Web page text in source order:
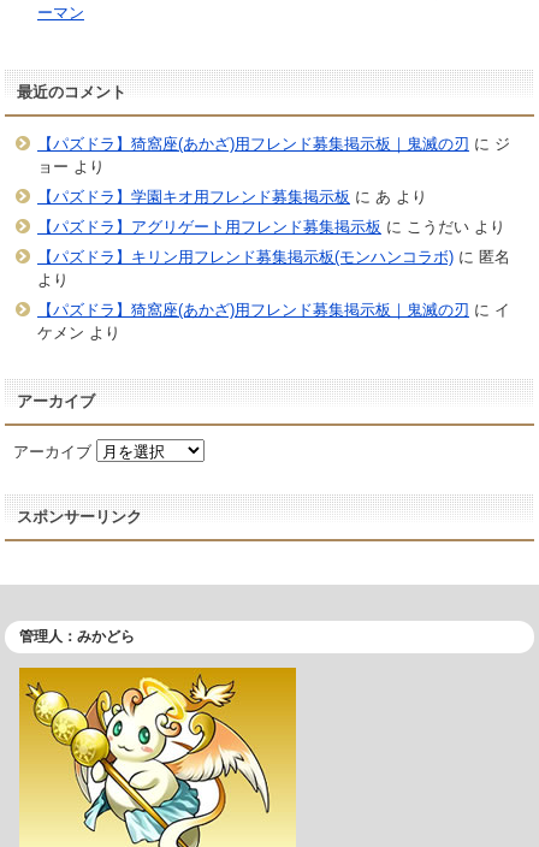
ーマン
最近のコメント
【パズドラ】猗窩座(あかざ)用フレンド募集掲示板｜鬼滅の刃 に ジ
ョー より
【パズドラ】学園キオ用フレンド募集掲示板 に あ より
【パズドラ】アグリゲート用フレンド募集掲示板 に こうだいより
【パズドラ】キリン用フレンド募集掲示板(モンハンコラボ)に 匿名
より
【パズドラ】猗窩座(あかざ)用フレンド募集掲示板｜鬼滅の刃 に イ
ケメン より
アーカイブ
アーカイブ
スポンサーリンク
管理人：みかどら